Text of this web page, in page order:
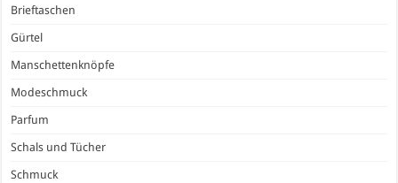
Brieftaschen
Gürtel
Manschettenknöpfe
Modeschmuck
Parfum
Schals und Tücher
Schmuck